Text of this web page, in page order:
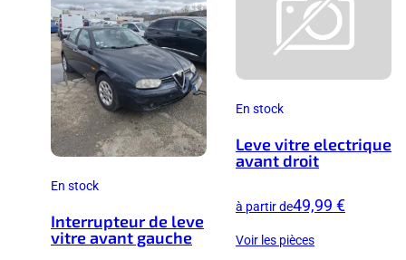
En stock
Interrupteur de leve
vitre avant gauche
En stock
Leve vitre electrique
avant droit
à partir de49,99 €
Voir les pièces